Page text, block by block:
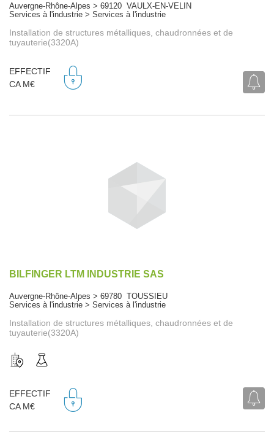
Auvergne-Rhône-Alpes > 69120 VAULX-EN-VELIN
Services à l'industrie > Services à l'industrie
Installation de structures métalliques, chaudronnées et de
tuyauterie(3320A)
EFFECTIF
CA M€
BILFINGER LTM INDUSTRIE SAS
Auvergne-Rhône-Alpes > 69780 TOUSSIEU
Services à l'industrie > Services à l'industrie
Installation de structures métalliques, chaudronnées et de
tuyauterie(3320A)
EFFECTIF
CA M€